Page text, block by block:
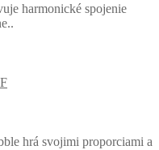
harmonické spojenie
hrá svojimi proporciami a